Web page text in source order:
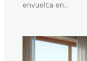
envuelta en…